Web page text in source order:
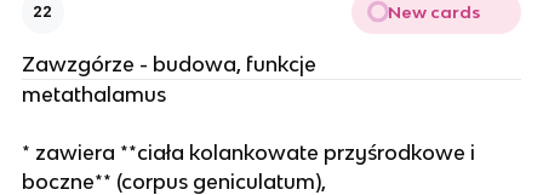
22 New cards
Zawzgórze - budowa, funkcje
metathalamus
* zawiera **ciała kolankowate przyśrodkowe i
boczne** (corpus geniculatum),